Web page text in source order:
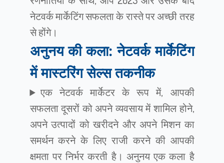
नेटवर्क मार्केटिंग सफलता के रास्ते पर अच्छी तरह
से होंगे।
अनुनय की कला: नेटवर्क मार्केटिंग
में मास्टरिंग सेल्स तकनीक
एक नेटवर्क मार्केटर के रूप में, आपकी
सफलता दूसरों को अपने व्यवसाय में शामिल होने,
अपने उत्पादों को खरीदने और अपने मिशन का
समर्थन करने के लिए राजी करने की आपकी
क्षमता पर निर्भर करती है। अनुनय एक कला है